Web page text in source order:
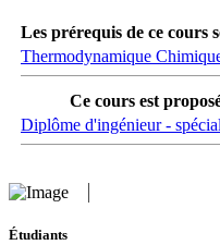
Les prérequis de ce cours
Thermodynamique
Ce cours est
Diplôme d'ingénieur -
Étudiants